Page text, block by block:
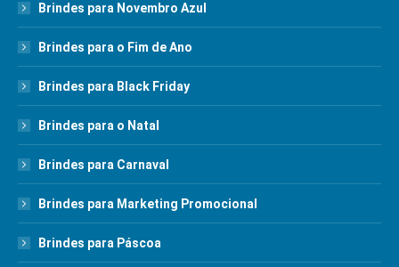
Brindes para Novembro Azul
Brindes para o Fim de Ano
Brindes para Black Friday
Brindes para o Natal
Brindes para Carnaval
Brindes para Marketing Promocional
Brindes para Páscoa